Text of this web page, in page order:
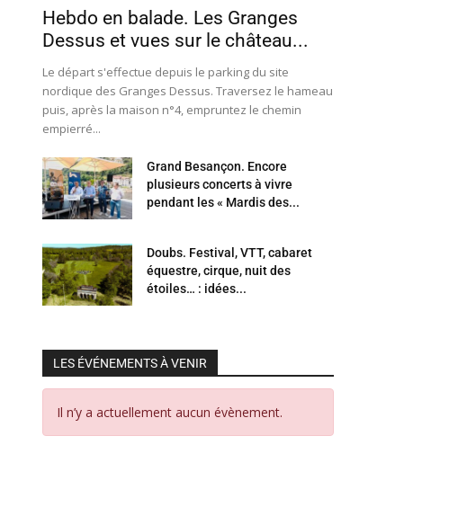
Hebdo en balade. Les Granges
Dessus et vues sur le château...
Le départ s'effectue depuis le parking du site
nordique des Granges Dessus. Traversez le hameau
puis, après la maison n°4, empruntez le chemin
empierré...
Grand Besançon. Encore
plusieurs concerts à vivre
pendant les « Mardis des...
Doubs. Festival, VTT, cabaret
équestre, cirque, nuit des
étoiles… : idées...
LES ÉVÉNEMENTS À VENIR
Il n’y a actuellement aucun évènement.